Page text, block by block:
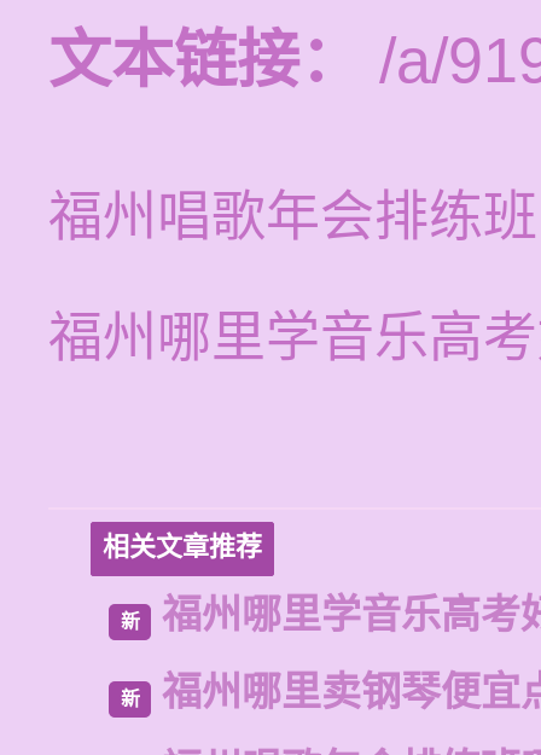
文本链接：
/a/
福州唱歌年会排练
福州哪里学音乐高
相关文章推荐
新 福州哪里学音乐高考
新
福州哪里卖钢琴便宜